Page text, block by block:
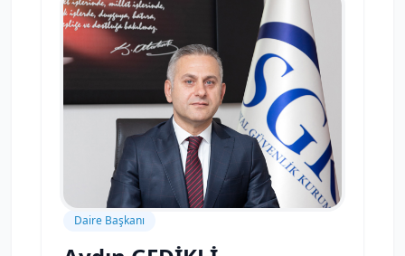
Daire Başkanı